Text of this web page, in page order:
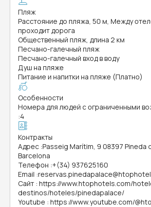
Пляж
Расстояние до пляжа, 50 м, Между
проходит дорога
Общественный пляж, длина 2 км
Песчано-галечный пляж
Песчано-галечный вход в воду
Душ на пляже
Питание и напитки на пляже (Платно)
Особенности
Номера для людей с ограниченными
:4
Контракты
Адрес :Passeig Marítim, 9 08397 Pineda
Barcelona
Телефон :+(34) 937625160
Email :
Сайт : https://www.htophotels.com/
destinos/hoteles/pinedapalace/
Youtube : https://www.youtube.com/